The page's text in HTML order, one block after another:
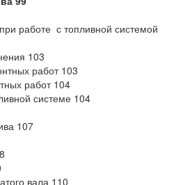
работе с топливной системой
103
работ 103
работ 104
системе 104
107
вала 110